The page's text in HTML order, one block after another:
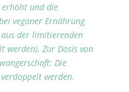
erhöht und die
veganer Ernährung
der limitierenden
werden). Zur Dosis von
Die
werden.